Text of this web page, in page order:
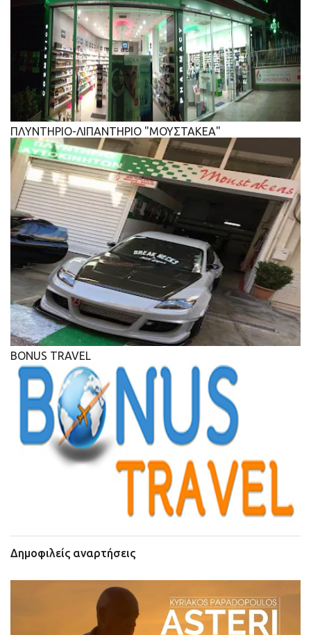
ΠΛΥΝΤΗΡΙΟ-ΛΙΠΑΝΤΗΡΙΟ "ΜΟΥΣΤΑΚΕΑ"
BONUS TRAVEL
Δημοφιλείς αναρτήσεις